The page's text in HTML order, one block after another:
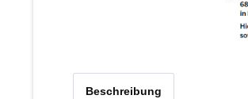
Beschreibung